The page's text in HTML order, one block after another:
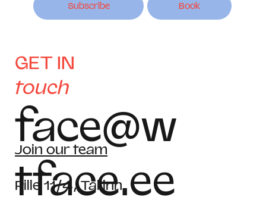
Pille 11/4, Tallinn
Join our team
Subscribe Book
GET IN
touch
face@w
tface.ee